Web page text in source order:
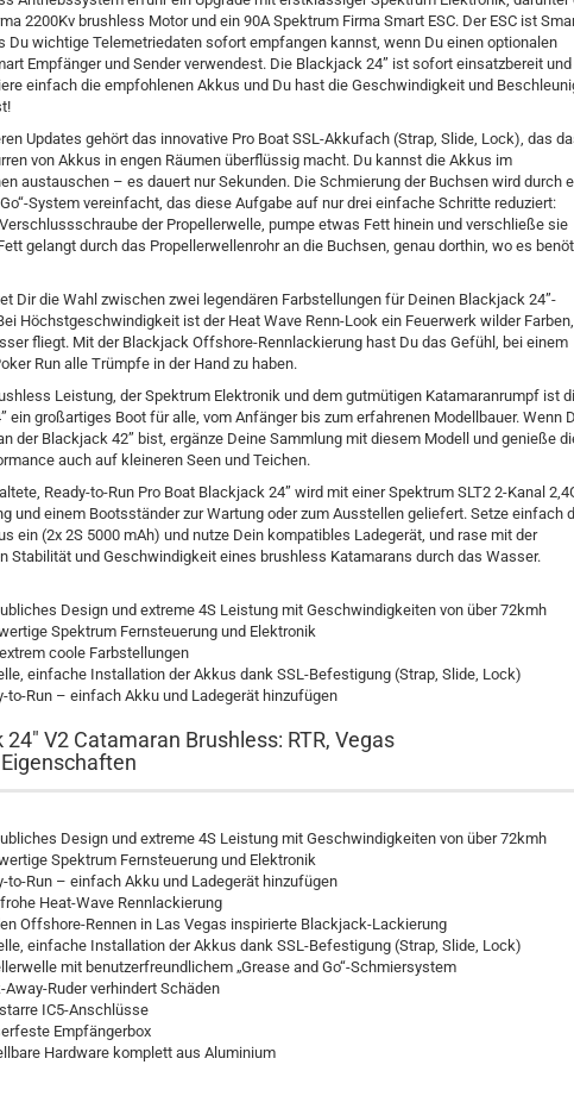
2200Kv brushless Motor und ein 90A Spektrum Firma Smart ESC. Der ESC ist
Du wichtige Telemetriedaten sofort empfangen kannst, wenn Du einen optionalen
Empfänger und Sender verwendest. Die Blackjack 24” ist sofort einsatzbereit und
einfach die empfohlenen Akkus und Du hast die Geschwindigkeit und
Updates gehört das innovative Pro Boat SSL-Akkufach (Strap, Slide, Lock), das
von Akkus in engen Räumen überflüssig macht. Du kannst die Akkus im
austauschen – es dauert nur Sekunden. Die Schmierung der Buchsen wird durch
System vereinfacht, das diese Aufgabe auf nur drei einfache Schritte reduziert:
der Propellerwelle, pumpe etwas Fett hinein und verschließe sie
gelangt durch das Propellerwellenrohr an die Buchsen, genau dorthin, wo es
Dir die Wahl zwischen zwei legendären Farbstellungen für Deinen Blackjack 24”-
Höchstgeschwindigkeit ist der Heat Wave Renn-Look ein Feuerwerk wilder
fliegt. Mit der Blackjack Offshore-Rennlackierung hast Du das Gefühl, bei einem
Run alle Trümpfe in der Hand zu haben.
Leistung, der Spektrum Elektronik und dem gutmütigen Katamaranrumpf ist
ein großartiges Boot für alle, vom Anfänger bis zum erfahrenen Modellbauer. Wenn
der Blackjack 42” bist, ergänze Deine Sammlung mit diesem Modell und genieße
auch auf kleineren Seen und Teichen.
Ready-to-Run Pro Boat Blackjack 24” wird mit einer Spektrum SLT2 2-Kanal
und einem Bootsständer zur Wartung oder zum Ausstellen geliefert. Setze einfach
ein (2x 2S 5000 mAh) und nutze Dein kompatibles Ladegerät, und rase mit der
Stabilität und Geschwindigkeit eines brushless Katamarans durch das Wasser.
Design und extreme 4S Leistung mit Geschwindigkeiten von über 72kmh
Spektrum Fernsteuerung und Elektronik
coole Farbstellungen
einfache Installation der Akkus dank SSL-Befestigung (Strap, Slide, Lock)
to-Run – einfach Akku und Ladegerät hinzufügen
24" V2 Catamaran Brushless: RTR, Vegas
Design und extreme 4S Leistung mit Geschwindigkeiten von über 72kmh
Spektrum Fernsteuerung und Elektronik
to-Run – einfach Akku und Ladegerät hinzufügen
Heat-Wave Rennlackierung
Offshore-Rennen in Las Vegas inspirierte Blackjack-Lackierung
einfache Installation der Akkus dank SSL-Befestigung (Strap, Slide, Lock)
mit benutzerfreundlichem „Grease and Go“-Schmiersystem
Away-Ruder verhindert Schäden
IC5-Anschlüsse
Empfängerbox
Hardware komplett aus Aluminium